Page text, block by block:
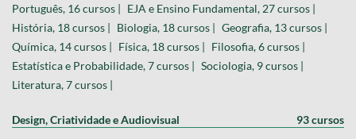
Português, 16 cursos | EJA e Ensino Fundamental, 27 cursos |
História, 18 cursos | Biologia, 18 cursos | Geografia, 13 cursos |
Química, 14 cursos | Física, 18 cursos | Filosofia, 6 cursos |
Estatística e Probabilidade, 7 cursos | Sociologia, 9 cursos |
Literatura, 7 cursos |
Design, Criatividade e Audiovisual 93 cursos